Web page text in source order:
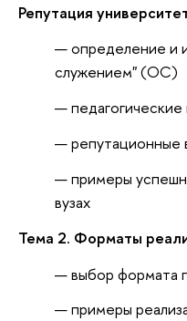
Репутация
определение и
служением" (ОС)
репутационные
примеры
вузах
Тема 2. Форматы
выбор формата
примеры